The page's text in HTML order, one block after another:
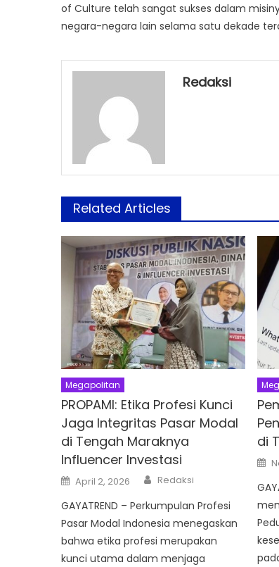
of Culture telah sangat sukses dalam
negara-negara lain selama satu dekade
Redaksi
Related Articles
Megapolitan
PROPAMI: Etika Profesi Kunci
Jaga Integritas Pasar Modal
di Tengah Maraknya
Influencer Investasi
Posted
on
April 2, 2026 Author
Redaksi
GAYATREND – Perkumpulan Profesi
Pasar Modal Indonesia menegaskan
bahwa etika profesi merupakan
kunci utama dalam menjaga
di